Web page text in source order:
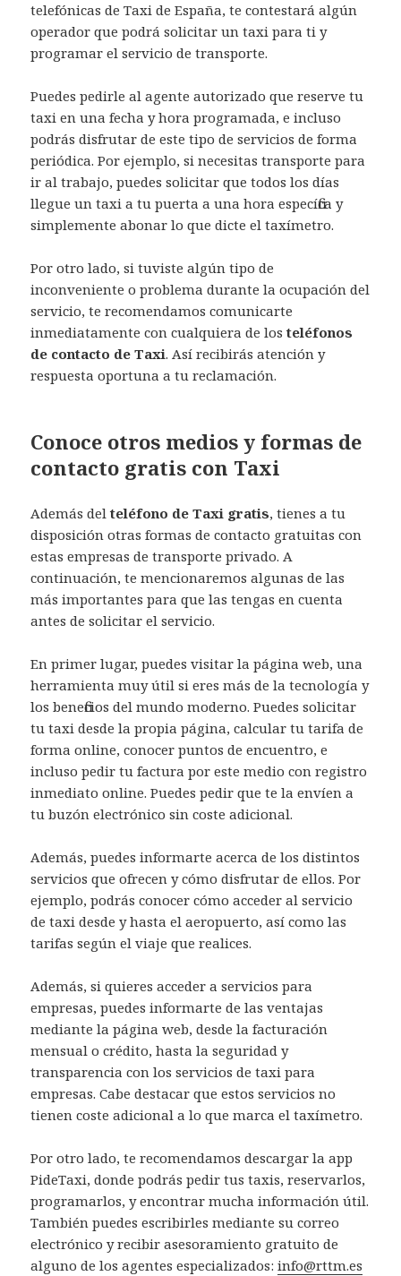
telefónicas de Taxi de España, te contestará algún
operador que podrá solicitar un taxi para ti y
programar el servicio de transporte.
Puedes pedirle al agente autorizado que reserve tu
taxi en una fecha y hora programada, e incluso
podrás disfrutar de este tipo de servicios de forma
periódica. Por ejemplo, si necesitas transporte para
ir al trabajo, puedes solicitar que todos los días
llegue un taxi a tu puerta a una hora específica y
simplemente abonar lo que dicte el taxímetro.
Por otro lado, si tuviste algún tipo de
inconveniente o problema durante la ocupación del
servicio, te recomendamos comunicarte
inmediatamente con cualquiera de losteléfonos
de contacto de Taxi. Así recibirás atención y
respuesta oportuna a tu reclamación.
Conoce otros medios y formas de
contacto gratis con Taxi
Además delteléfono de Taxi gratis, tienes a tu
disposición otras formas de contacto gratuitas con
estas empresas de transporte privado. A
continuación, te mencionaremos algunas de las
más importantes para que las tengas en cuenta
antes de solicitar el servicio.
En primer lugar, puedes visitar la página web, una
herramienta muy útil si eres más de la tecnología y
los beneficios del mundo moderno. Puedes solicitar
tu taxi desde la propia página, calcular tu tarifa de
forma online, conocer puntos de encuentro, e
incluso pedir tu factura por este medio con registro
inmediato online. Puedes pedir que te la envíen a
tu buzón electrónico sin coste adicional.
Además, puedes informarte acerca de los distintos
servicios que ofrecen y cómo disfrutar de ellos. Por
ejemplo, podrás conocer cómo acceder al servicio
de taxi desde y hasta el aeropuerto, así como las
tarifas según el viaje que realices.
Además, si quieres acceder a servicios para
empresas, puedes informarte de las ventajas
mediante la página web, desde la facturación
mensual o crédito, hasta la seguridad y
transparencia con los servicios de taxi para
empresas. Cabe destacar que estos servicios no
tienen coste adicional a lo que marca el taxímetro.
Por otro lado, te recomendamos descargar la app
PideTaxi, donde podrás pedir tus taxis, reservarlos,
programarlos, y encontrar mucha información útil.
También puedes escribirles mediante su correo
electrónico y recibir asesoramiento gratuito de
alguno de los agentes especializados:info@rttm.es